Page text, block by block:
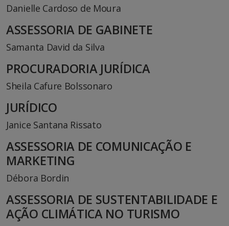
Danielle Cardoso de Moura
ASSESSORIA DE GABINETE
Samanta David da Silva
PROCURADORIA JURÍDICA
Sheila Cafure Bolssonaro
JURÍDICO
Janice Santana Rissato
ASSESSORIA DE COMUNICAÇÃO E
MARKETING
Débora Bordin
ASSESSORIA DE SUSTENTABILIDADE E
AÇÃO CLIMÁTICA NO TURISMO